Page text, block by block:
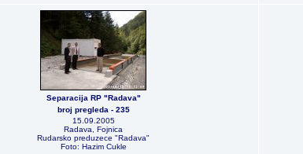
Separacija RP "Radava"
broj pregleda - 235
15.09.2005
Radava, Fojnica
Rudarsko preduzece "Radava"
Foto: Hazim Cukle